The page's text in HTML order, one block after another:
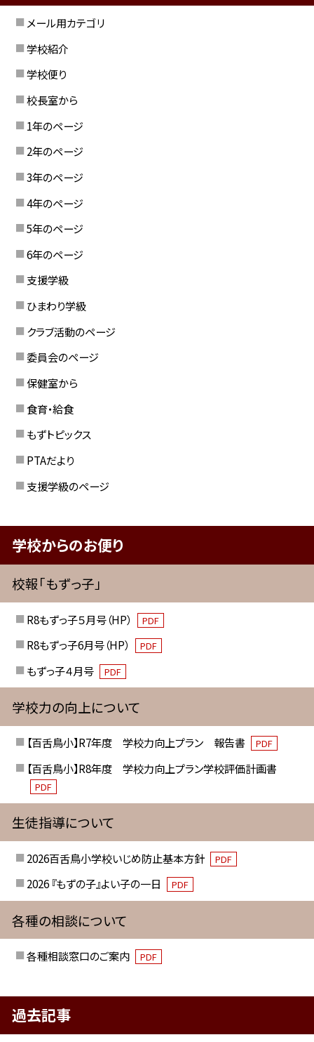
メール用カテゴリ
学校紹介
学校便り
校長室から
1年のページ
2年のページ
3年のページ
4年のページ
5年のページ
6年のページ
支援学級
ひまわり学級
クラブ活動のページ
委員会のページ
保健室から
食育・給食
もずトピックス
PTAだより
支援学級のページ
学校からのお便り
校報「もずっ子」
R8もずっ子５月号（HP） PDF
R8もずっ子6月号（HP） PDF
もずっ子４月号 PDF
学校力の向上について
【百舌鳥小】R7年度 学校力向上プラン 報告書 PDF
【百舌鳥小】R8年度 学校力向上プラン学校評価計画書
PDF
生徒指導について
2026百舌鳥小学校いじめ防止基本方針 PDF
2026 『もずの子』よい子の一日 PDF
各種の相談について
各種相談窓口のご案内 PDF
過去記事